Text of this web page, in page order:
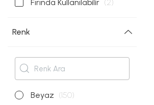
Fırında Kullanılabilir (2)
Renk
Beyaz (150)